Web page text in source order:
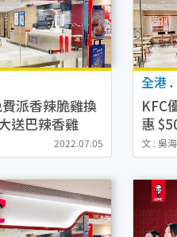
派香辣脆雞換
送巴辣香雞
2022.07.05
全港 .
KFC
惠
辣汁
文 : 吳